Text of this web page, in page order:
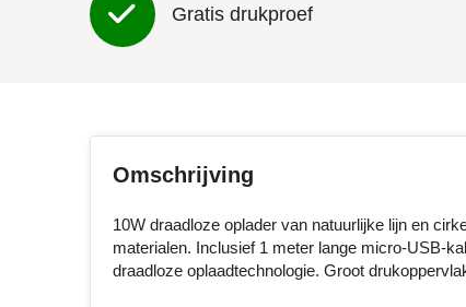
Gratis drukproef
Omschrijving
10W draadloze oplader van natuurlijke lijn en
materialen. Inclusief 1 meter lange micro-USB-
draadloze oplaadtechnologie. Groot